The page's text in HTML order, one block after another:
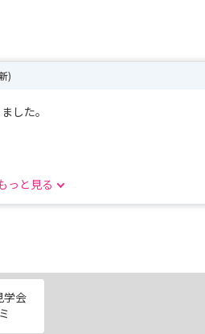
)
した。
っと見る
学会